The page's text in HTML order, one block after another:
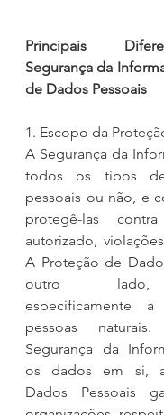
Principais
Segurança da
de Dados Pessoais
1. Escopo da
A Segurança da
todos os tipos de
pessoais ou não, e
protegê-las
autorizado,
A Proteção de
outro lado,
especificamente
pessoas
Segurança da
os dados em si,
Dados Pessoais